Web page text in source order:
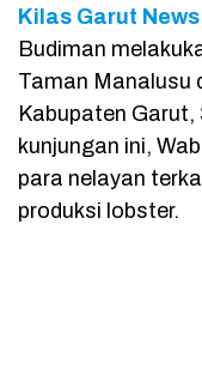
Kilas Garut News
Budiman
Taman Manalusu
Kabupaten
kunjungan ini,
para nelayan
produksi lobster.